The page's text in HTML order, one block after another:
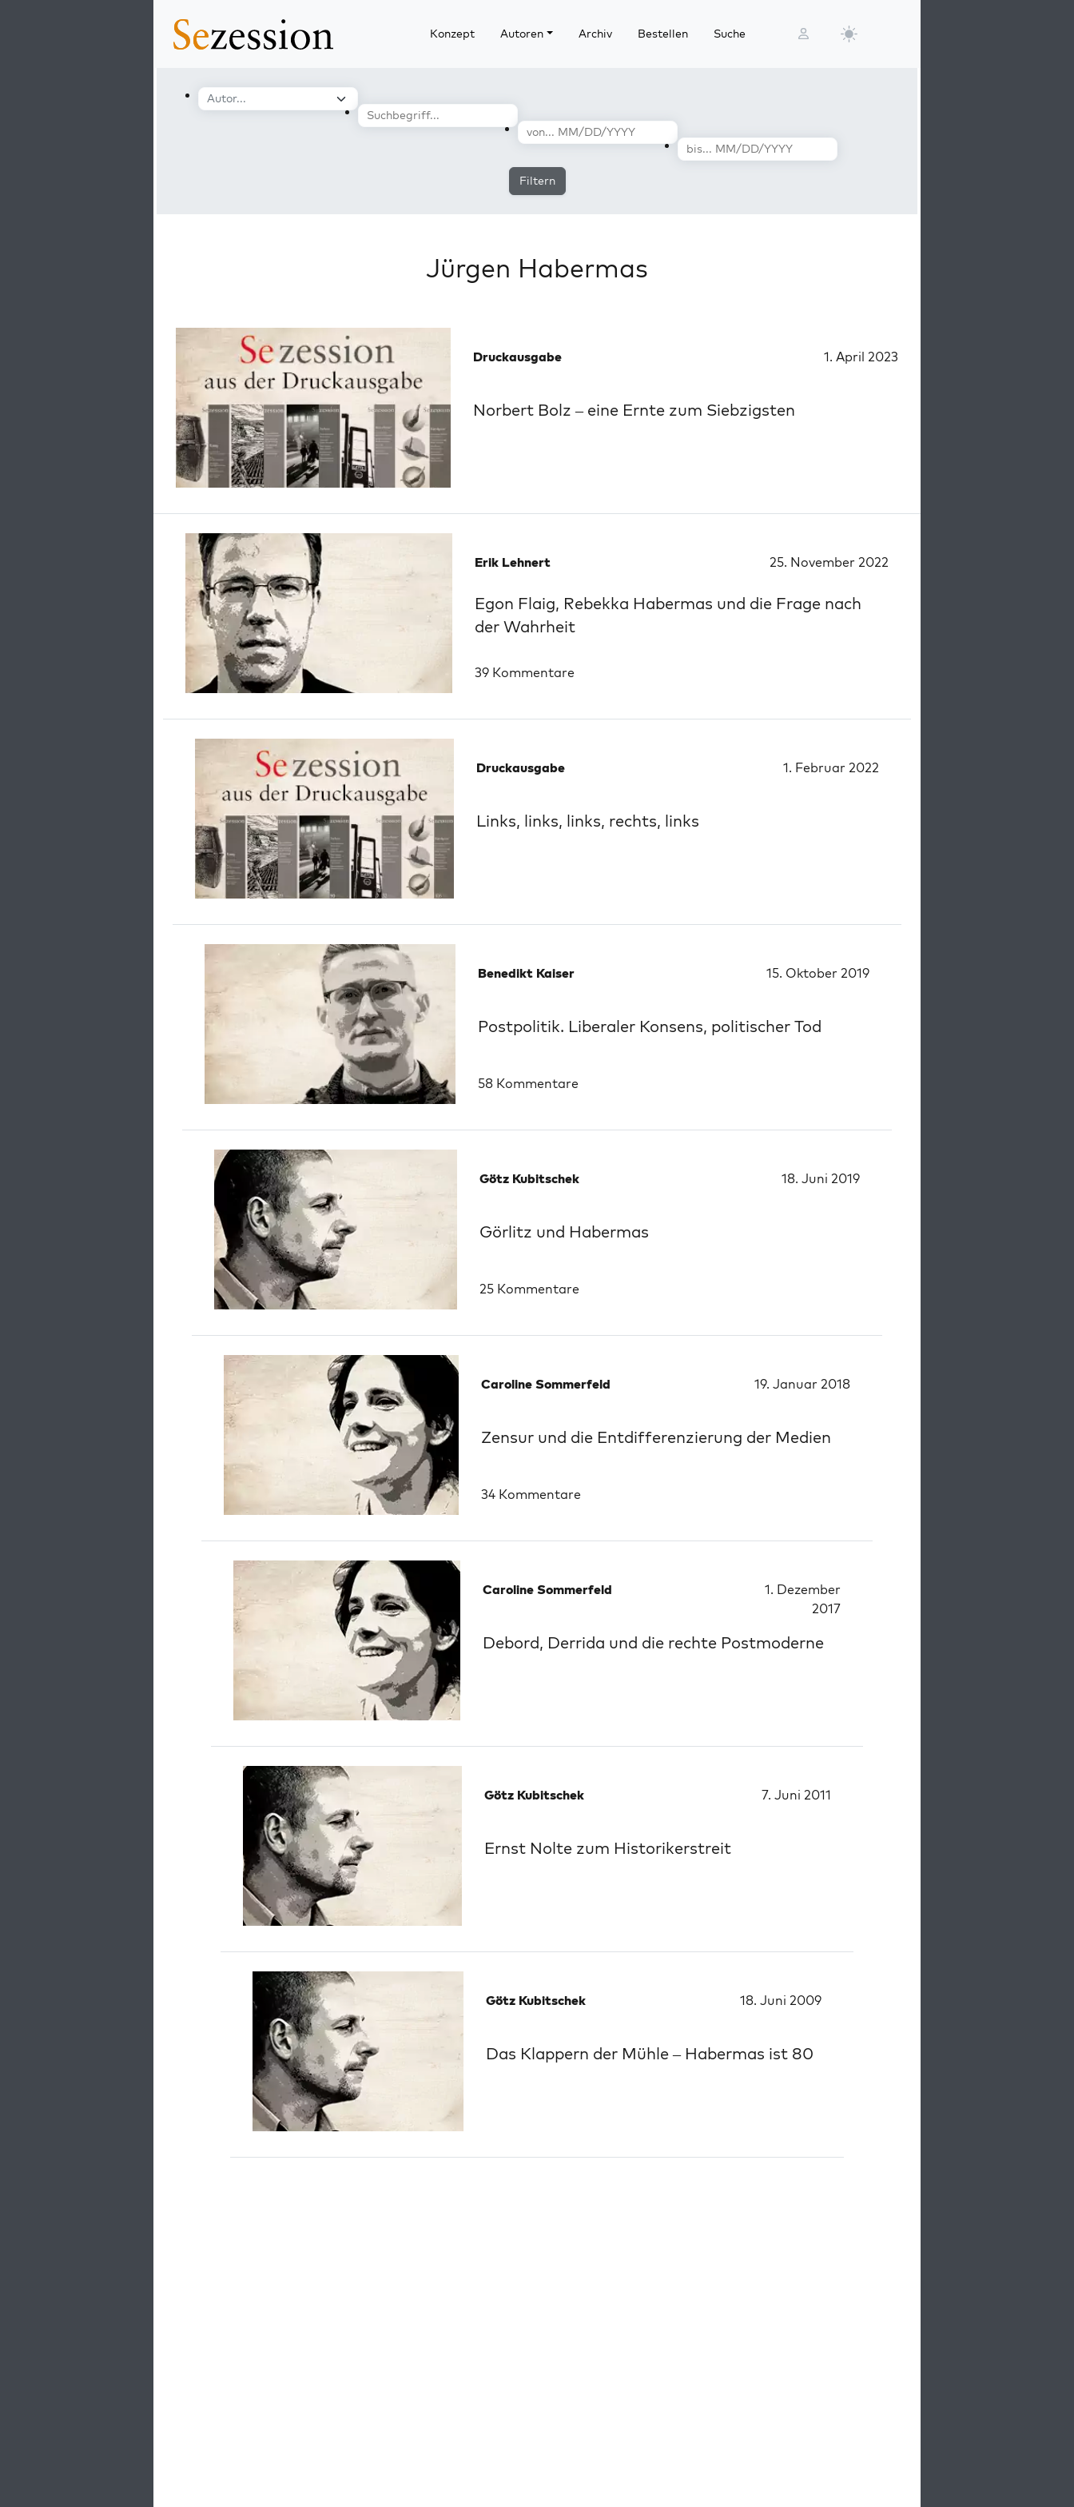
Konzept Autoren Archiv Bestellen Suche
Filtern
Jürgen Habermas
Druckausgabe 1. April 2023
Norbert Bolz – eine Ernte zum Siebzigsten
Erik Lehnert 25. November 2022
Egon Flaig, Rebekka Habermas und die Frage nach
der Wahrheit
39 Kommentare
Druckausgabe 1. Februar 2022
Links, links, links, rechts, links
Benedikt Kaiser 15. Oktober 2019
Postpolitik. Liberaler Konsens, politischer Tod
58 Kommentare
Götz Kubitschek 18. Juni 2019
Görlitz und Habermas
25 Kommentare
Caroline Sommerfeld 19. Januar 2018
Zensur und die Entdifferenzierung der Medien
34 Kommentare
Caroline Sommerfeld
1. Dezember
2017
Debord, Derrida und die rechte Postmoderne
Götz Kubitschek 7. Juni 2011
Ernst Nolte zum Historikerstreit
Götz Kubitschek 18. Juni 2009
Das Klappern der Mühle – Habermas ist 80